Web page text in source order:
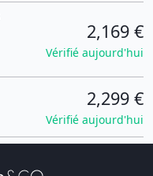
2,169 €
Vérifié aujourd'hui
2,299 €
Vérifié aujourd'hui